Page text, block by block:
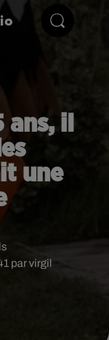
ans, il
une
par virgil